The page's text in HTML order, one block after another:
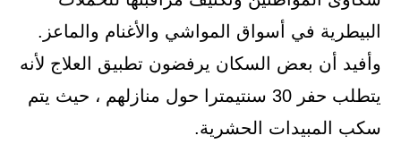
البيطرية في أسواق المواشي والأغنام والماعز.
وأفيد أن بعض السكان يرفضون تطبيق العلاج لأنه
يتطلب حفر 30 سنتيمترا حول منازلهم ، حيث يتم
سكب المبيدات الحشرية.